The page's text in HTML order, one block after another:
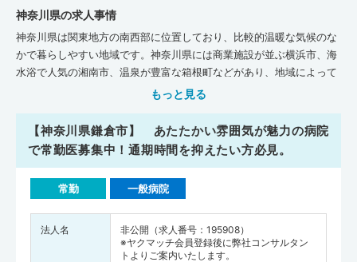
神奈川県の求人事情
神奈川県は関東地方の南西部に位置しており、比較的温暖な気候のな
かで暮らしやすい地域です。神奈川県には商業施設が並ぶ横浜市、海
水浴で人気の湘南市、温泉が豊富な箱根町などがあり、地域によって
さまざまな雰囲気を楽しめるエリアとなっています。県内には水族館
に関わらず余暇を満喫しやすいのも特徴です。神奈川県には「東海大
学」や「北里大学」をはじめ4つの医学部が設置されており、全国で
活躍する多くの医師を輩出しています。日本医師会の『地域医療情報
システム JMAP』によると、平成30年11月時点で、神奈川県には一
般診療所が6,361軒、病院が339軒、歯科が5,162軒、在宅療養支援診
療所が894軒、在宅療養支援病院が69軒、介護施設が13,132軒ありま
す。全国平均施設数(人口10万人あたり)と比べてみると、神奈川県は
一般診療所・病院・在宅療養支援診療所・在宅療養支援病院・介護施
もっと見る
【神奈川県鎌倉市】 あたたかい雰囲気が魅力の病院
で常勤医募集中！通期時間を抑えたい方必見。
常勤 一般病院
法人名
非公開（求人番号：195908）
※ヤクマッチ会員登録後に弊社コンサルタン
トよりご案内いたします。